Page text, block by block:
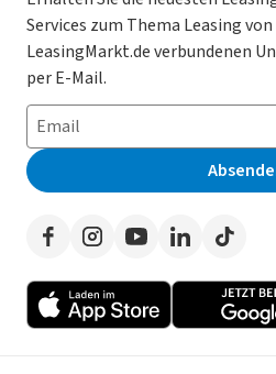
AGB
Datenschutz
Impressum
Erklärung zur Barrierefreiheit
Presse
Datenschutz-Einstellungen
So funktioniert’s
Häufig gestellte Fragen
Leasing-Lexikon
Auto-Tests
Werben auf LeasingMarkt.de
Leasing ohne Anzahlung
E-Auto Leasing
Privatleasing
Leasing-Vergleiche
Herstellerverzeichnis
Händlerverzeichnis
Services zum Thema Leasing
LeasingMarkt.de verbundenen
per E-Mail.